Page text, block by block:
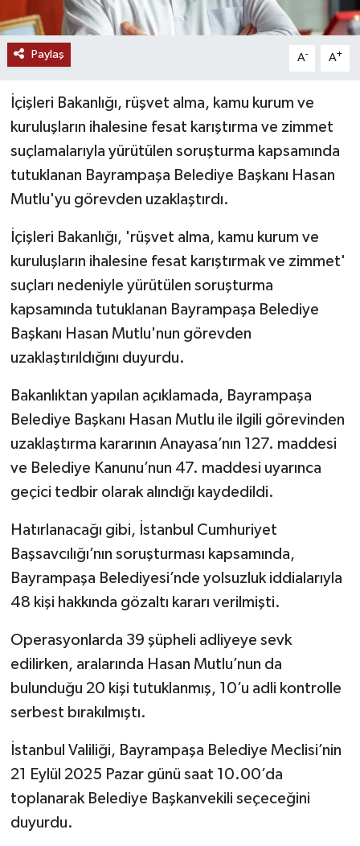
Paylaş A- A+
İçişleri Bakanlığı, rüşvet alma, kamu kurum ve
kuruluşların ihalesine fesat karıştırma ve zimmet
suçlamalarıyla yürütülen soruşturma kapsamında
tutuklanan Bayrampaşa Belediye Başkanı Hasan
Mutlu'yu görevden uzaklaştırdı.
İçişleri Bakanlığı, 'rüşvet alma, kamu kurum ve
kuruluşların ihalesine fesat karıştırmak ve zimmet'
suçları nedeniyle yürütülen soruşturma
kapsamında tutuklanan Bayrampaşa Belediye
Başkanı Hasan Mutlu'nun görevden
uzaklaştırıldığını duyurdu.
Bakanlıktan yapılan açıklamada, Bayrampaşa
Belediye Başkanı Hasan Mutlu ile ilgili görevinden
uzaklaştırma kararının Anayasa’nın 127. maddesi
ve Belediye Kanunu’nun 47. maddesi uyarınca
geçici tedbir olarak alındığı kaydedildi.
Hatırlanacağı gibi, İstanbul Cumhuriyet
Başsavcılığı’nın soruşturması kapsamında,
Bayrampaşa Belediyesi’nde yolsuzluk iddialarıyla
48 kişi hakkında gözaltı kararı verilmişti.
Operasyonlarda 39 şüpheli adliyeye sevk
edilirken, aralarında Hasan Mutlu’nun da
bulunduğu 20 kişi tutuklanmış, 10’u adli kontrolle
serbest bırakılmıştı.
İstanbul Valiliği, Bayrampaşa Belediye Meclisi’nin
21 Eylül 2025 Pazar günü saat 10.00’da
toplanarak Belediye Başkanvekili seçeceğini
duyurdu.
Magazin
Politika
Sağlık
Son Dakika
Yaşam
Yerel
AboneHaber Özel